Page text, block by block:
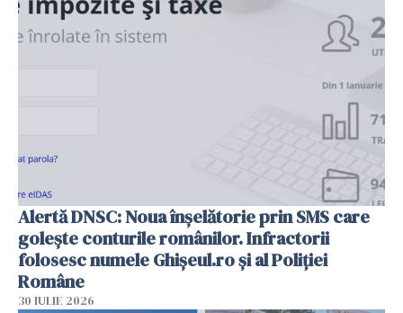
Alertă DNSC: Noua înșelătorie prin SMS care
golește conturile românilor. Infractorii
folosesc numele Ghișeul.ro și al Poliției
Române
30 IULIE 2026